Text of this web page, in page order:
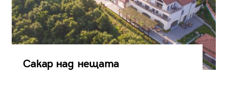
Сакар над нещата